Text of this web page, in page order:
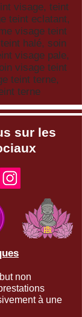
visage, teint
teint eclatant,
visage teint
halé, soin
visage pale,
visage teint
teint terne,
terne
sur les
non
à une